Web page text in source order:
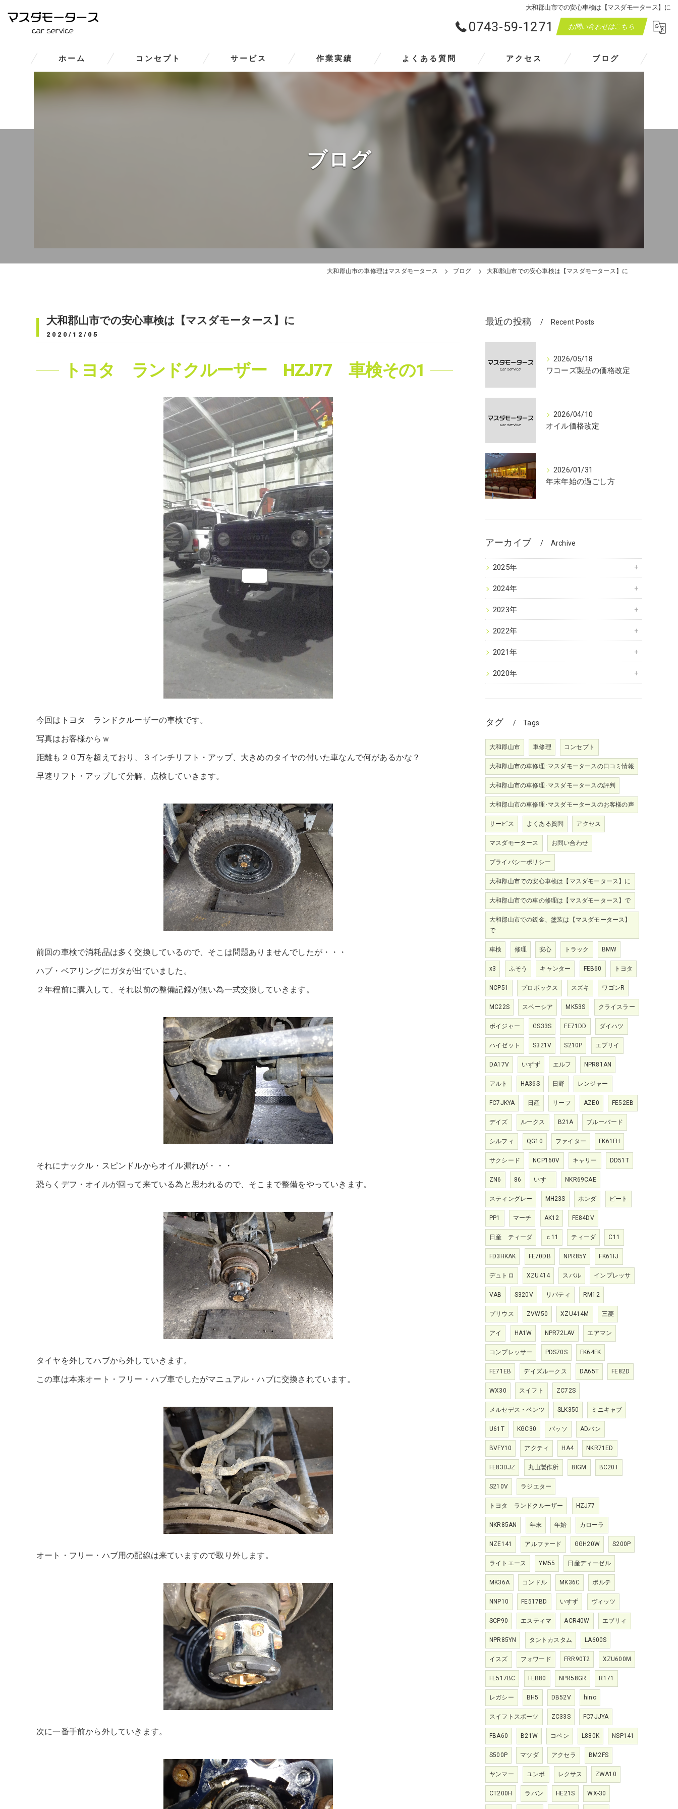
大和郡山市での安心車検は【マスダモータース】に
0743-59-1271 お問い合わせはこちら
ホーム コンセプト サービス 作業実績 よくある質問 アクセス ブログ
ブログ
大和郡山市の車修理はマスダモータース ブログ 大和郡山市での安心車検は【マスダモータース】に
大和郡山市での安心車検は【マスダモータース】に
2020/12/05
トヨタ ランドクルーザー HZJ77 車検その1
今回はトヨタ ランドクルーザーの車検です。
写真はお客様からｗ
距離も２０万を超えており、３インチリフト・アップ、大きめのタイヤの付いた車なんで何があるかな？
早速リフト・アップして分解、点検していきます。
前回の車検で消耗品は多く交換しているので、そこは問題ありませんでしたが・・・
ハブ・ベアリングにガタが出ていました。
２年程前に購入して、それ以前の整備記録が無い為一式交換していきます。
それにナックル・スピンドルからオイル漏れが・・・
恐らくデフ・オイルが回って来ている為と思われるので、そこまで整備をやっていきます。
タイヤを外してハブから外していきます。
この車は本来オート・フリー・ハブ車でしたがマニュアル・ハブに交換されています。
オート・フリー・ハブ用の配線は来ていますので取り外します。
次に一番手前から外していきます。
最近の投稿 Recent Posts
2026/05/18
ワコーズ製品の価格改定
2026/04/10
オイル価格改定
2026/01/31
年末年始の過ごし方
アーカイブ Archive
2025年
2024年
2023年
2022年
2021年
2020年
タグ Tags
大和郡山市 車修理 コンセプト
大和郡山市の車修理･マスダモータースの口コミ情報
大和郡山市の車修理･マスダモータースの評判
大和郡山市の車修理･マスダモータースのお客様の声
サービス よくある質問 アクセス
マスダモータース お問い合わせ
プライバシーポリシー
大和郡山市での安心車検は【マスダモータース】に
大和郡山市での車の修理は【マスダモータース】で
大和郡山市での鈑金、塗装は【マスダモータース】
で
車検 修理 安心 トラック BMW
x3 ふそう キャンター FEB60 トヨタ
NCP51 プロボックス スズキ ワゴンR
MC22S スペーシア MK53S クライスラー
ボイジャー GS33S FE71DD ダイハツ
ハイゼット S321V S210P エブリイ
DA17V いずず エルフ NPR81AN
アルト HA36S 日野 レンジャー
FC7JKYA 日産 リーフ AZE0 FE52EB
デイズ ルークス B21A ブルーバード
シルフィ QG10 ファイター FK61FH
サクシード NCP160V キャリー DD51T
ZN6 86 いすゞ NKR69CAE
スティングレー MH23S ホンダ ビート
PP1 マーチ AK12 FE84DV
日産 ティーダ ｃ11 ティーダ C11
FD3HKAK FE70DB NPR85Y FK61FJ
デュトロ XZU414 スバル インプレッサ
VAB S320V リバティ RM12
プリウス ZVW50 XZU414M 三菱
アイ HA1W NPR72LAV エアマン
コンプレッサー PDS70S FK64FK
FE71EB デイズルークス DA65T FE82D
WX30 スイフト ZC72S
メルセデス・ベンツ SLK350 ミニキャブ
U61T KGC30 パッソ ADバン
BVFY10 アクティ HA4 NKR71ED
FE83DJZ 丸山製作所 BIGM BC20T
S210V ラジエター
トヨタ ランドクルーザー HZJ77
NKR85AN 年末 年始 カローラ
NZE141 アルファード GGH20W S200P
ライトエース YM55 日産ディーゼル
MK36A コンドル MK36C ポルテ
NNP10 FE517BD いすず ヴィッツ
SCP90 エスティマ ACR40W エブリィ
NPR85YN タントカスタム LA600S
イスズ フォワード FRR90T2 XZU600M
FE517BC FEB80 NPR58GR R171
レガシー BH5 DB52V hino
スイフトスポーツ ZC33S FC7JJYA
FBA60 B21W コペン L880K NSP141
S500P マツダ アクセラ BM2FS
ヤンマー ユンボ レクサス ZWA10
CT200H ラパン HE21S WX-30